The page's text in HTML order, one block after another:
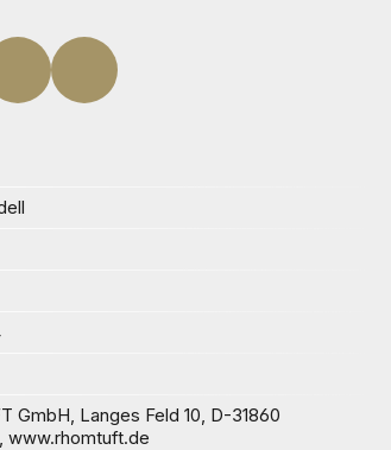
GmbH, Langes Feld 10, D-31860
www.rhomtuft.de